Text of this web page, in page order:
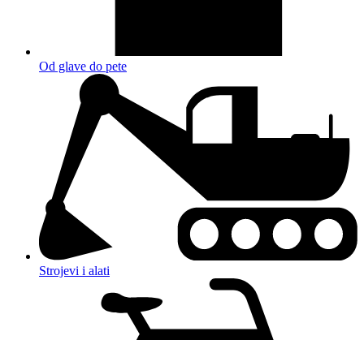
Od glave do pete
Strojevi i alati